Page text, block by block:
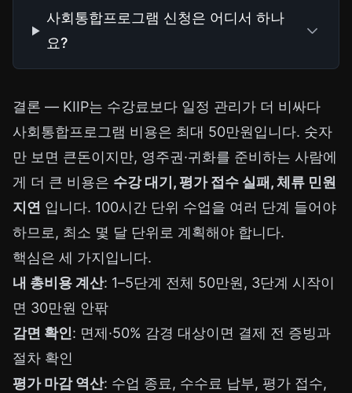
사회통합프로그램 신청은 어디서 하나
요?
결론 — KIIP는 수강료보다 일정 관리가 더 비싸다
사회통합프로그램 비용은 최대 50만원입니다. 숫자
만 보면 큰돈이지만, 영주권·귀화를 준비하는 사람에
게 더 큰 비용은 수강 대기, 평가 접수 실패, 체류 민원
지연 입니다. 100시간 단위 수업을 여러 단계 들어야
하므로, 최소 몇 달 단위로 계획해야 합니다.
핵심은 세 가지입니다.
내 총비용 계산: 1–5단계 전체 50만원, 3단계 시작이
면 30만원 안팎
감면 확인: 면제·50% 감경 대상이면 결제 전 증빙과
절차 확인
평가 마감 역산: 수업 종료, 수수료 납부, 평가 접수,